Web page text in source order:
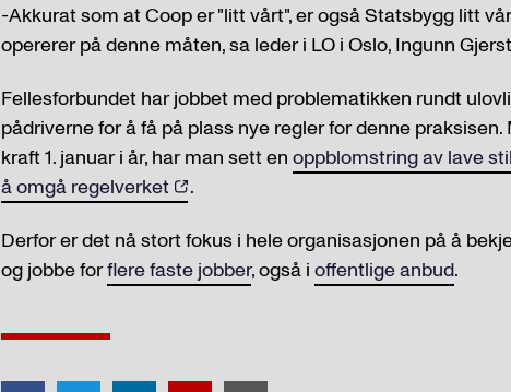
-Akkurat som at Coop er "litt vårt", er også Statsbygg litt
opererer på denne måten, sa leder i LO i Oslo, Ingunn
Fellesforbundet har jobbet med problematikken rundt
pådriverne for å få på plass nye regler for denne
kraft 1. januar i år, har man sett en oppblomstring av lave
å omgå regelverket
.
Derfor er det nå stort fokus i hele organisasjonen på å
og jobbe forflere faste jobber, også i offentlige anbud.